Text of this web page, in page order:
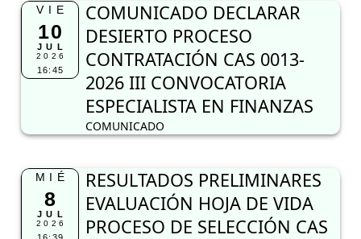
VIE
10
JUL
2026
16:45
COMUNICADO DECLARAR
DESIERTO PROCESO
CONTRATACIÓN CAS 0013-
2026 III CONVOCATORIA
ESPECIALISTA EN FINANZAS
COMUNICADO
MIÉ
8
JUL
2026
RESULTADOS PRELIMINARES
EVALUACIÓN HOJA DE VIDA
PROCESO DE SELECCIÓN CAS